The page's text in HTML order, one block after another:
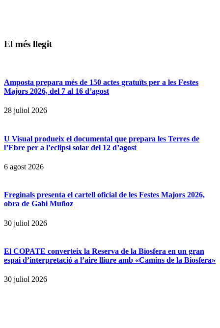
El més llegit
Amposta prepara més de 150 actes gratuïts per a les Festes
Majors 2026, del 7 al 16 d’agost
28 juliol 2026
U Visual produeix el documental que prepara les Terres de
l’Ebre per a l’eclipsi solar del 12 d’agost
6 agost 2026
Freginals presenta el cartell oficial de les Festes Majors 2026,
obra de Gabi Muñoz
30 juliol 2026
El COPATE converteix la Reserva de la Biosfera en un gran
espai d’interpretació a l’aire lliure amb «Camins de la Biosfera»
30 juliol 2026